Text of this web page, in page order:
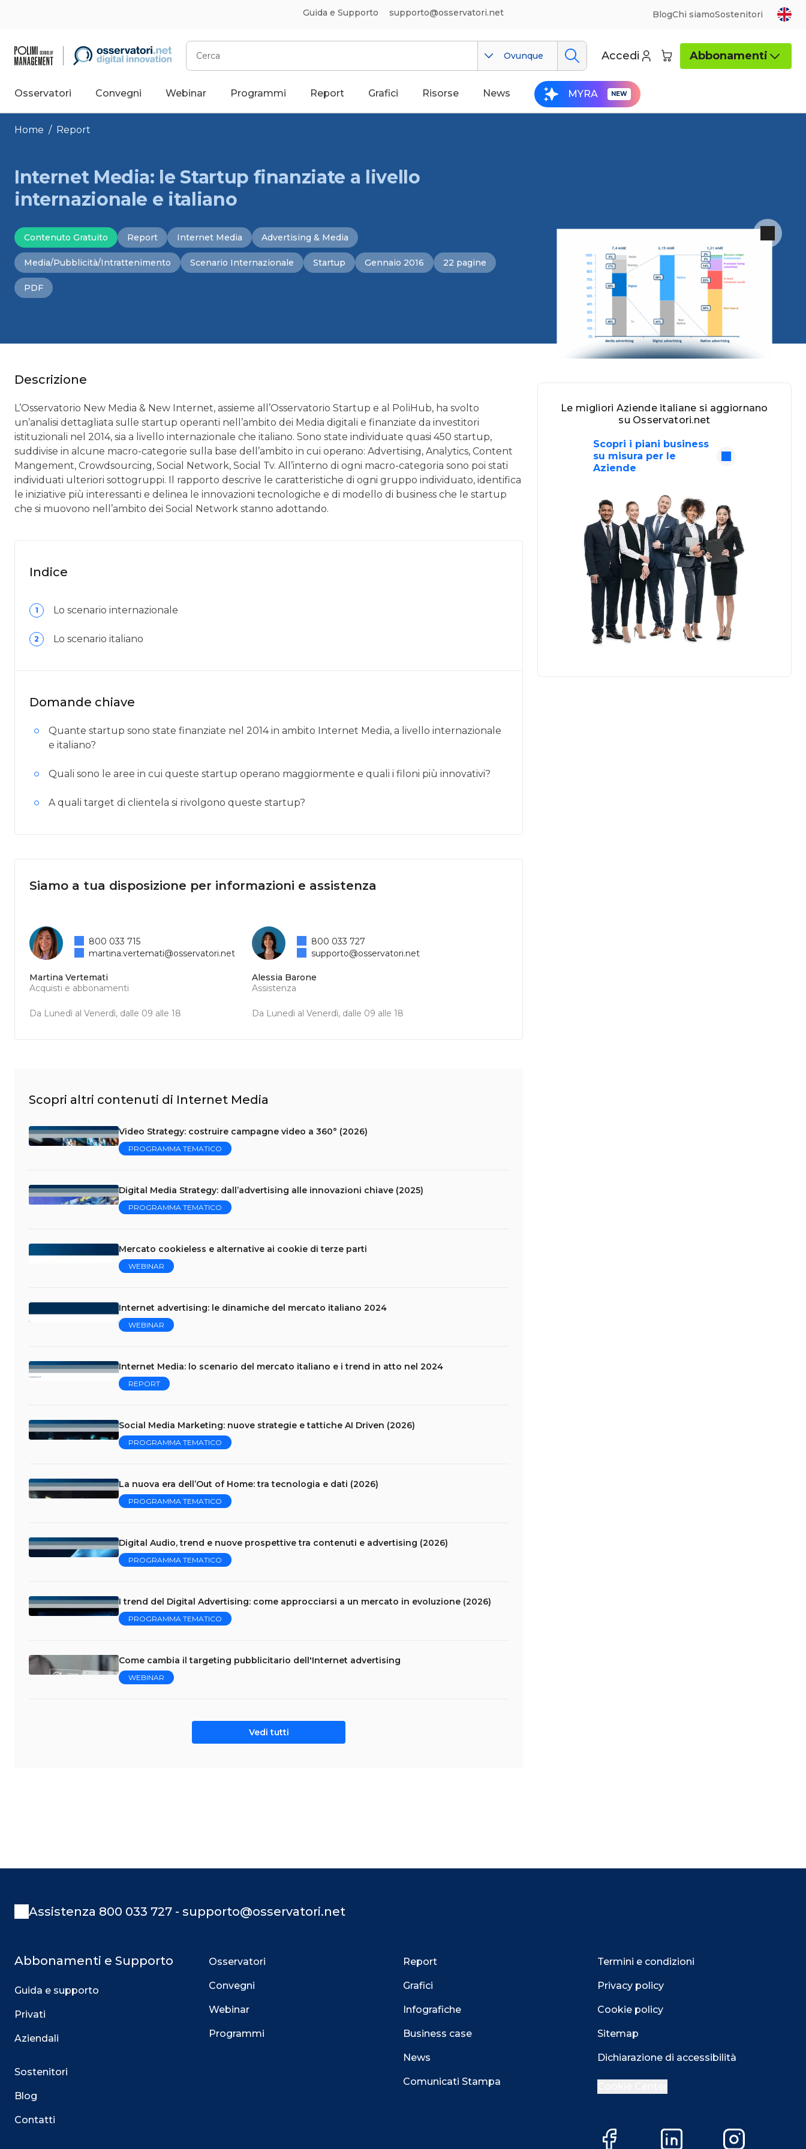
Guida e Supporto supporto@osservatori.net BlogChi siamoSostenitori
Cerca
Ovunque Accedi Abbonamenti
Osservatori Convegni Webinar Programmi Report Grafici Risorse News MYRA
Home / Report
Internet Media: le Startup finanziate a livello
internazionale e italiano
Contenuto Gratuito Report Internet Media Advertising & Media
Media/Pubblicità/Intrattenimento Scenario Internazionale Startup Gennaio 2016 22 pagine
PDF
Descrizione
L’Osservatorio New Media & New Internet, assieme all’Osservatorio Startup e al PoliHub, ha svolto
un’analisi dettagliata sulle startup operanti nell’ambito dei Media digitali e finanziate da investitori
istituzionali nel 2014, sia a livello internazionale che italiano. Sono state individuate quasi 450 startup,
suddivise in alcune macro-categorie sulla base dell’ambito in cui operano: Advertising, Analytics, Content
Mangement, Crowdsourcing, Social Network, Social Tv. All’interno di ogni macro-categoria sono poi stati
individuati ulteriori sottogruppi. Il rapporto descrive le caratteristiche di ogni gruppo individuato, identifica
le iniziative più interessanti e delinea le innovazioni tecnologiche e di modello di business che le startup
che si muovono nell’ambito dei Social Network stanno adottando.
Indice
1 Lo scenario internazionale
2 Lo scenario italiano
Domande chiave
Quante startup sono state finanziate nel 2014 in ambito Internet Media, a livello internazionale
e italiano?
Quali sono le aree in cui queste startup operano maggiormente e quali i filoni più innovativi?
A quali target di clientela si rivolgono queste startup?
Siamo a tua disposizione per informazioni e assistenza
Martina Vertemati
Acquisti e abbonamenti
Da Lunedì al Venerdì, dalle 09 alle 18
800 033 715
martina.vertemati@osservatori.net
Alessia Barone
Assistenza
Da Lunedì al Venerdì, dalle 09 alle 18
800 033 727
supporto@osservatori.net
Scopri altri contenuti di Internet Media
Video Strategy: costruire campagne video a 360° (2026)
PROGRAMMA TEMATICO
Digital Media Strategy: dall’advertising alle innovazioni chiave (2025)
PROGRAMMA TEMATICO
Mercato cookieless e alternative ai cookie di terze parti
WEBINAR
Internet advertising: le dinamiche del mercato italiano 2024
WEBINAR
Internet Media: lo scenario del mercato italiano e i trend in atto nel 2024
REPORT
Social Media Marketing: nuove strategie e tattiche AI Driven (2026)
PROGRAMMA TEMATICO
La nuova era dell’Out of Home: tra tecnologia e dati (2026)
PROGRAMMA TEMATICO
Digital Audio, trend e nuove prospettive tra contenuti e advertising (2026)
PROGRAMMA TEMATICO
I trend del Digital Advertising: come approcciarsi a un mercato in evoluzione (2026)
PROGRAMMA TEMATICO
Come cambia il targeting pubblicitario dell'Internet advertising
WEBINAR
Vedi tutti
Le migliori Aziende italiane si aggiornano
su Osservatori.net
Scopri i piani business
su misura per le
Aziende
Assistenza 800 033 727 - supporto@osservatori.net
Abbonamenti e Supporto
Guida e supporto
Privati
Aziendali
Sostenitori
Blog
Contatti
Osservatori
Convegni
Webinar
Programmi
Report
Grafici
Infografiche
Business case
News
Comunicati Stampa
Termini e condizioni
Privacy policy
Cookie policy
Sitemap
Dichiarazione di accessibilità
Facebook LinkedIn Instagram